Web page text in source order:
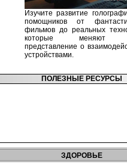
Изучите развитие
помощников от
фильмов до реальных
которые меняют
представление о
устройствами.
ПОЛЕЗНЫЕ РЕСУРСЫ
ЗДОРОВЬЕ